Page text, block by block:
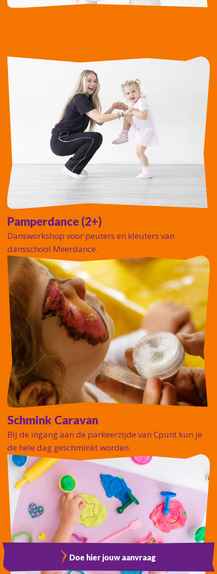
Doe hier jouw aanvraag
Pamperdance (2+)
Dansworkshop voor peuters en kleuters van
dansschool Meerdance.
Schmink Caravan
Bij de ingang aan de parkeerzijde van Cpunt kun je
de hele dag geschminkt worden.